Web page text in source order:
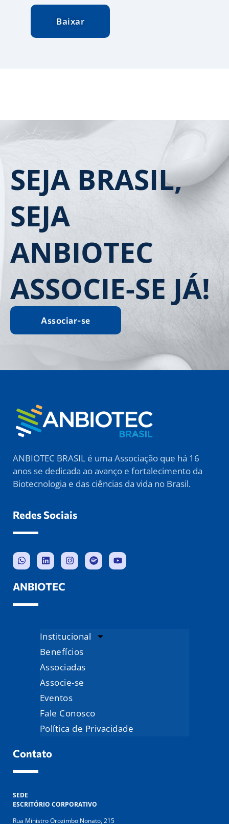
Baixar
SEJA BRASIL,
SEJA
ANBIOTEC
ASSOCIE-SE JÁ!
Associar-se
ANBIOTEC BRASIL é uma Associação que há 16
anos se dedicada ao avanço e fortalecimento da
Biotecnologia e das ciências da vida no Brasil.
Redes Sociais
ANBIOTEC
Institucional
Benefícios
Associadas
Associe-se
Eventos
Fale Conosco
Política de Privacidade
Contato
SEDE
ESCRITÓRIO CORPORATIVO
Rua Ministro Orozimbo Nonato, 215